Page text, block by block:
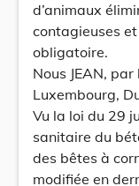
d’animaux
contagieuses
obligatoire.
Nous JEAN,
Luxembourg,
Vu la loi du 29
sanitaire du
des bêtes à
modifiée en